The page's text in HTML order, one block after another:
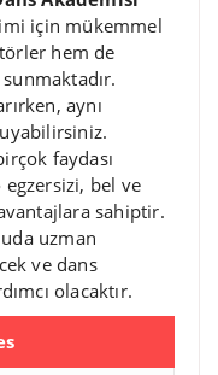
için mükemmel
hem de
aynı
faydası
bel ve
sahiptir.
uzman
ve dans
olacaktır.